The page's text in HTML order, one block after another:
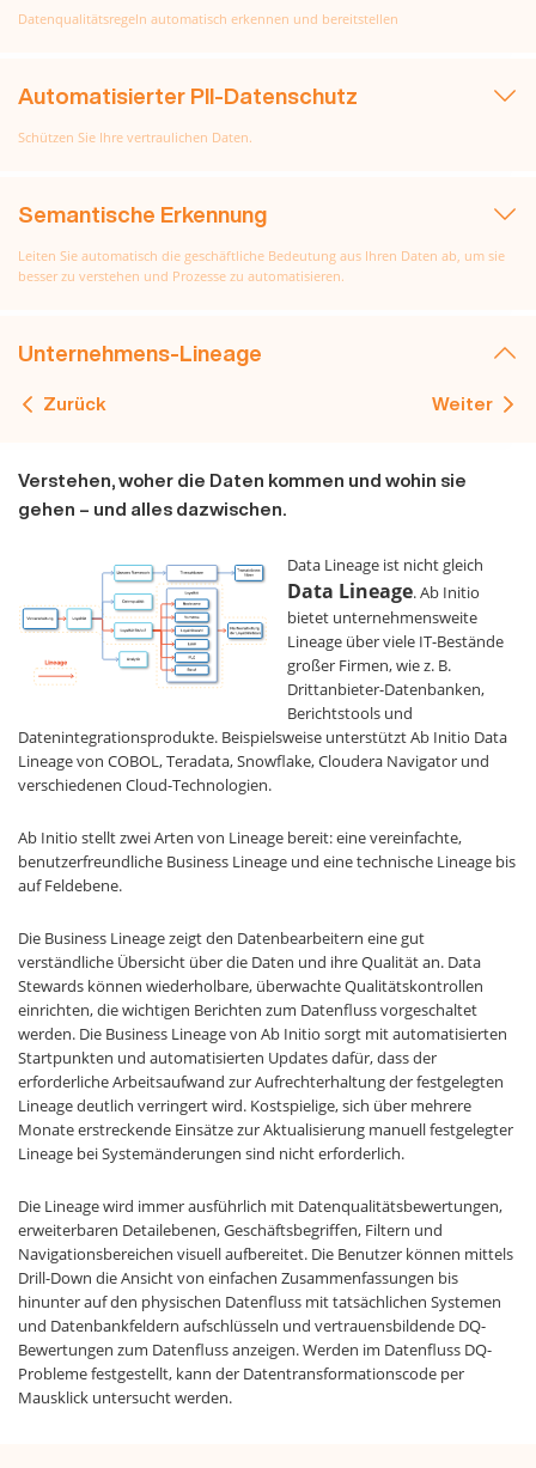
Datenqualitätsregeln automatisch erkennen und bereitstellen
Automatisierter PII-Datenschutz
Schützen Sie Ihre vertraulichen Daten.
Semantische Erkennung
Leiten Sie automatisch die geschäftliche Bedeutung aus Ihren Daten ab, um sie
besser zu verstehen und Prozesse zu automatisieren.
Unternehmens-Lineage
Zurück Weiter
Verstehen, woher die Daten kommen und wohin sie
gehen – und alles dazwischen.
Data Lineage ist nicht gleich
Data Lineage. Ab Initio
bietet unternehmensweite
Lineage über viele IT-Bestände
großer Firmen, wie z. B.
Drittanbieter-Datenbanken,
Berichtstools und
Datenintegrationsprodukte. Beispielsweise unterstützt Ab Initio Data
Lineage von COBOL, Teradata, Snowflake, Cloudera Navigator und
verschiedenen Cloud-Technologien.
Ab Initio stellt zwei Arten von Lineage bereit: eine vereinfachte,
benutzerfreundliche Business Lineage und eine technische Lineage bis
auf Feldebene.
Die Business Lineage zeigt den Datenbearbeitern eine gut
verständliche Übersicht über die Daten und ihre Qualität an. Data
Stewards können wiederholbare, überwachte Qualitätskontrollen
einrichten, die wichtigen Berichten zum Datenfluss vorgeschaltet
werden. Die Business Lineage von Ab Initio sorgt mit automatisierten
Startpunkten und automatisierten Updates dafür, dass der
erforderliche Arbeitsaufwand zur Aufrechterhaltung der festgelegten
Lineage deutlich verringert wird. Kostspielige, sich über mehrere
Monate erstreckende Einsätze zur Aktualisierung manuell festgelegter
Lineage bei Systemänderungen sind nicht erforderlich.
Die Lineage wird immer ausführlich mit Datenqualitätsbewertungen,
erweiterbaren Detailebenen, Geschäftsbegriffen, Filtern und
Navigationsbereichen visuell aufbereitet. Die Benutzer können mittels
Drill-Down die Ansicht von einfachen Zusammenfassungen bis
hinunter auf den physischen Datenfluss mit tatsächlichen Systemen
und Datenbankfeldern aufschlüsseln und vertrauensbildende DQ-
Bewertungen zum Datenfluss anzeigen. Werden im Datenfluss DQ-
Probleme festgestellt, kann der Datentransformationscode per
Mausklick untersucht werden.